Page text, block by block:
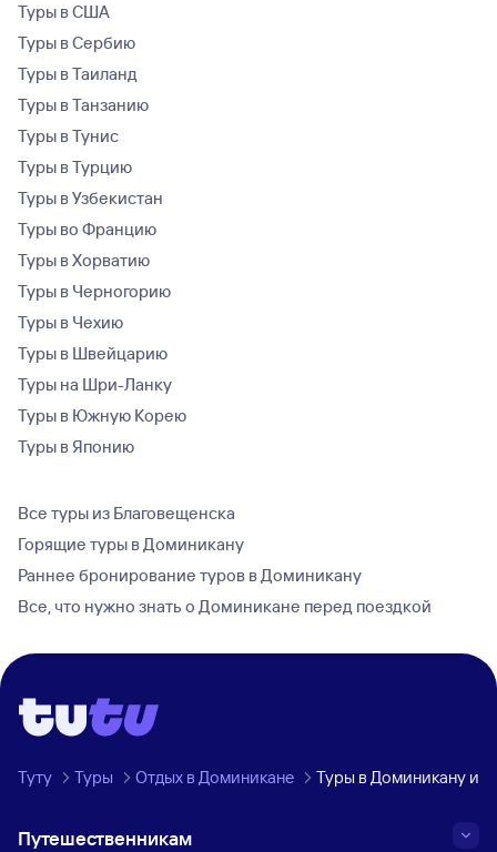
Туры в США
Туры в Сербию
Туры в Таиланд
Туры в Танзанию
Туры в Тунис
Туры в Турцию
Туры в Узбекистан
Туры во Францию
Туры в Хорватию
Туры в Черногорию
Туры в Чехию
Туры в Швейцарию
Туры на Шри-Ланку
Туры в Южную Корею
Туры в Японию
Все туры из Благовещенска
Горящие туры в Доминикану
Раннее бронирование туров в Доминикану
Все, что нужно знать о Доминикане перед поездкой
Туту Туры Отдых в Доминикане Туры в Доминикану из
Путешественникам